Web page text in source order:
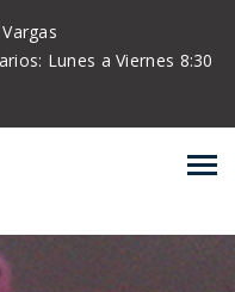
Lunes a Viernes 8:30